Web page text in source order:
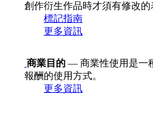
創作衍生作品時才須有修改的
標記指南
更多資訊
商業目的 — 商業性使用是一
報酬的使用方式。
更多資訊